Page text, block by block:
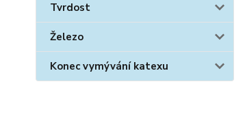
Tvrdost
Železo
Konec vymývání katexu